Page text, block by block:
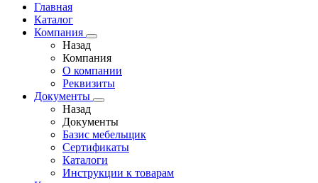
Главная
Каталог
Компания
Назад
Компания
О компании
Реквизиты
Документы
Назад
Документы
Базис мебельщик
Сертификаты
Каталоги
Инструкции к товарам